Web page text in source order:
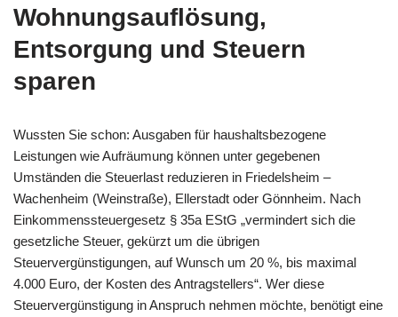
Wohnungsauflösung,
Entsorgung und Steuern
sparen
Wussten Sie schon: Ausgaben für haushaltsbezogene
Leistungen wie Aufräumung können unter gegebenen
Umständen die Steuerlast reduzieren in Friedelsheim –
Wachenheim (Weinstraße), Ellerstadt oder Gönnheim. Nach
Einkommenssteuergesetz § 35a EStG „vermindert sich die
gesetzliche Steuer, gekürzt um die übrigen
Steuervergünstigungen, auf Wunsch um 20 %, bis maximal
4.000 Euro, der Kosten des Antragstellers“. Wer diese
Steuervergünstigung in Anspruch nehmen möchte, benötigt eine